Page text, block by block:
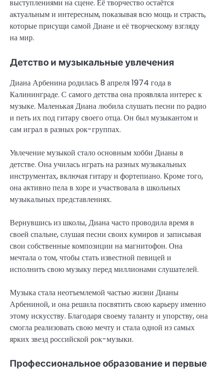
выступлениями на сцене. Её творчество остаётся
актуальным и интересным, показывая всю мощь и страсть,
которые присущи самой Диане и её творческому взгляду
на мир.
Детство и музыкальные увлечения
Диана Арбенина родилась 8 апреля 1974 года в
Калининграде. С самого детства она проявляла интерес к
музыке. Маленькая Диана любила слушать песни по радио
и петь их под гитару своего отца. Он был музыкантом и
сам играл в разных рок-группах.
Увлечение музыкой стало основным хобби Дианы в
детстве. Она училась играть на разных музыкальных
инструментах, включая гитару и фортепиано. Кроме того,
она активно пела в хоре и участвовала в школьных
музыкальных представлениях.
Вернувшись из школы, Диана часто проводила время в
своей спальне, слушая песни своих кумиров и записывая
свои собственные композиции на магнитофон. Она
мечтала о том, чтобы стать известной певицей и
исполнить свою музыку перед миллионами слушателей.
Музыка стала неотъемлемой частью жизни Дианы
Арбениной, и она решила посвятить свою карьеру именно
этому искусству. Благодаря своему таланту и упорству, она
смогла реализовать свою мечту и стала одной из самых
ярких звезд российской рок-музыки.
Профессиональное образование и первые